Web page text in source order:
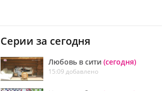
Серии за сегодня
Любовь в сити(сегодня)
15:09 добавлено